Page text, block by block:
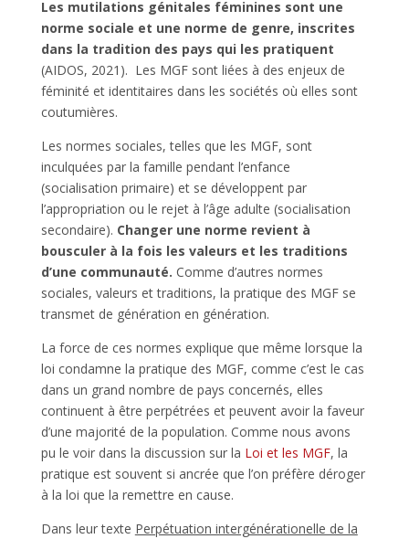
Les mutilations génitales féminines sont une
norme sociale et une norme de genre, inscrites
dans la tradition des pays qui les pratiquent
(AIDOS, 2021). Les MGF sont liées à des enjeux de
féminité et identitaires dans les sociétés où elles sont
coutumières.
Les normes sociales, telles que les MGF, sont
inculquées par la famille pendant l’enfance
(socialisation primaire) et se développent par
l’appropriation ou le rejet à l’âge adulte (socialisation
secondaire). Changer une norme revient à
bousculer à la fois les valeurs et les traditions
d’une communauté. Comme d’autres normes
sociales, valeurs et traditions, la pratique des MGF se
transmet de génération en génération.
La force de ces normes explique que même lorsque la
loi condamne la pratique des MGF, comme c’est le cas
dans un grand nombre de pays concernés, elles
continuent à être perpétrées et peuvent avoir la faveur
d’une majorité de la population. Comme nous avons
pu le voir dans la discussion sur la Loi et les MGF, la
pratique est souvent si ancrée que l’on préfère déroger
à la loi que la remettre en cause.
Dans leur texte Perpétuation intergénérationelle de la